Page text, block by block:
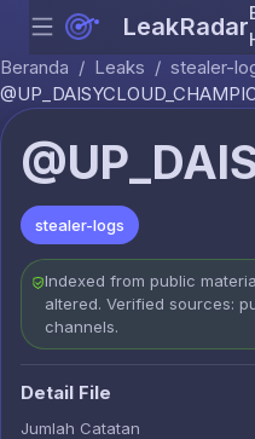
Menu LeakRadar
Beranda / Leaks / stealer-
stealer-logs
Indexed from public
altered. Verified sources:
channels.
Detail File
Jumlah Catatan